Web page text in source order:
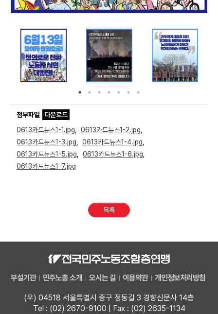
첨부파일
다운로드
0613카드뉴스1-1.jpg
0613카드뉴스1-2.jpg
0613카드뉴스1-3.jpg
0613카드뉴스1-4.jpg
0613카드뉴스1-5.jpg
0613카드뉴스1-6.jpg
0613카드뉴스1-7.jpg
목록
부설기관 민주노총 소개 오시는 길 이용약관 개인정보처리방침
(우) 04518 서울특별시 중구 정동길 3 경향신문사 14층
Tel : (02) 2670-9100 | Fax : (02) 2635-1134